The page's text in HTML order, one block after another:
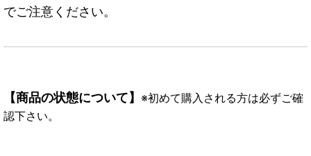
でご注意ください。
【商品の状態について】 ※初めて購入される方は必ずご確
認下さい。